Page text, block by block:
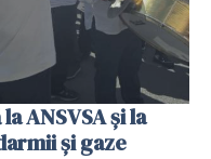
ANSVSA și la
și gaze